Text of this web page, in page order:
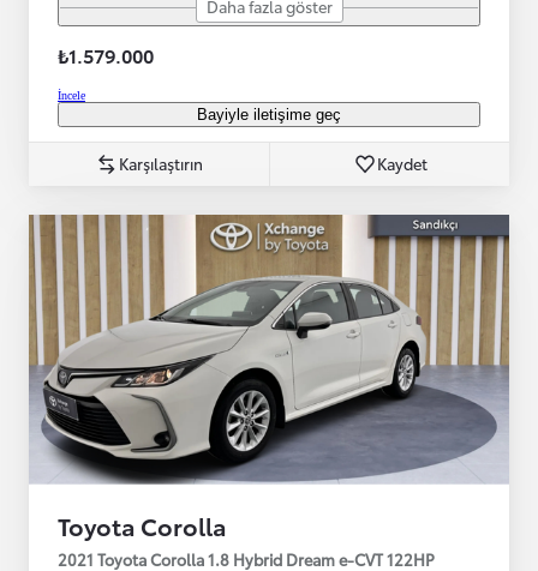
Daha fazla göster
₺1.579.000
İncele
Bayiyle iletişime geç
Karşılaştırın Kaydet
Toyota Corolla
2021 Toyota Corolla 1.8 Hybrid Dream e-CVT 122HP